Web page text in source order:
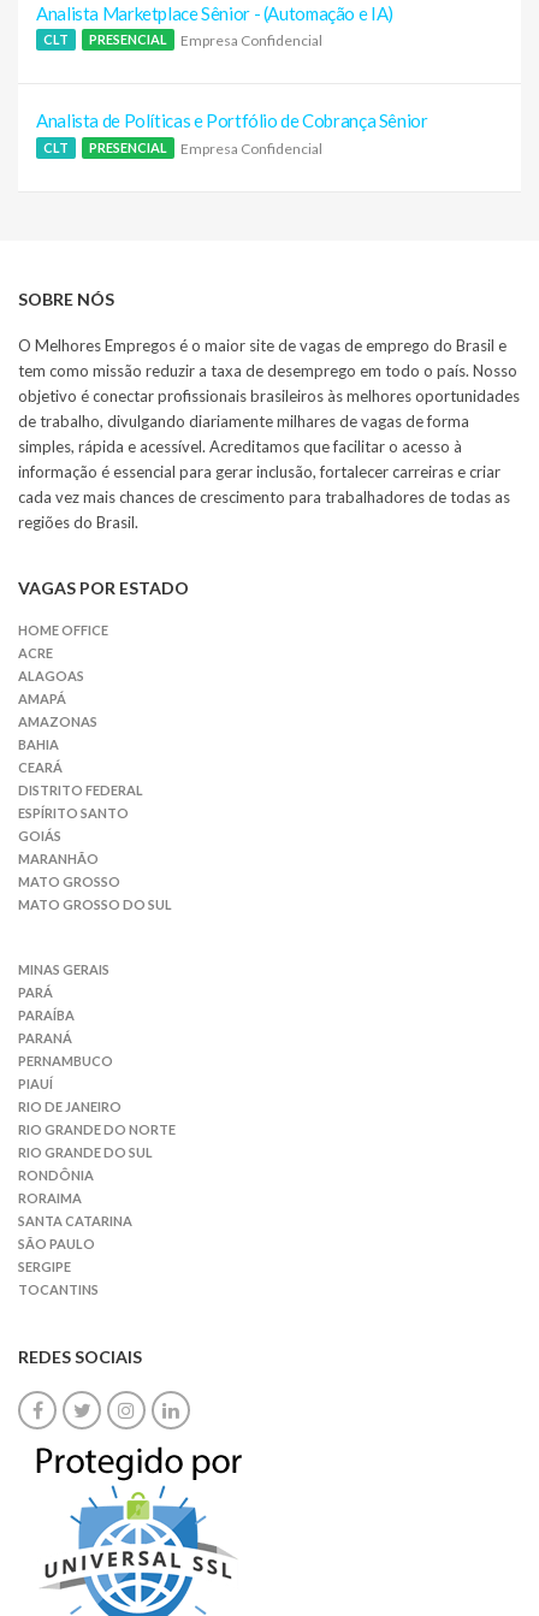
Analista Marketplace Sênior - (Automação e IA)
CLT PRESENCIAL Empresa Confidencial
Analista de Políticas e Portfólio de Cobrança Sênior
CLT PRESENCIAL Empresa Confidencial
SOBRE NÓS
O Melhores Empregos é o maior site de vagas de emprego do Brasil e
tem como missão reduzir a taxa de desemprego em todo o país. Nosso
objetivo é conectar profissionais brasileiros às melhores oportunidades
de trabalho, divulgando diariamente milhares de vagas de forma
simples, rápida e acessível. Acreditamos que facilitar o acesso à
informação é essencial para gerar inclusão, fortalecer carreiras e criar
cada vez mais chances de crescimento para trabalhadores de todas as
regiões do Brasil.
VAGAS POR ESTADO
HOME OFFICE
ACRE
ALAGOAS
AMAPÁ
AMAZONAS
BAHIA
CEARÁ
DISTRITO FEDERAL
ESPÍRITO SANTO
GOIÁS
MARANHÃO
MATO GROSSO
MATO GROSSO DO SUL
MINAS GERAIS
PARÁ
PARAÍBA
PARANÁ
PERNAMBUCO
PIAUÍ
RIO DE JANEIRO
RIO GRANDE DO NORTE
RIO GRANDE DO SUL
RONDÔNIA
RORAIMA
SANTA CATARINA
SÃO PAULO
SERGIPE
TOCANTINS
REDES SOCIAIS